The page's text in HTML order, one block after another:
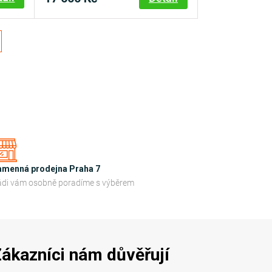
prodejna Praha 7
vám osobně poradíme s výběrem
nám důvěřují